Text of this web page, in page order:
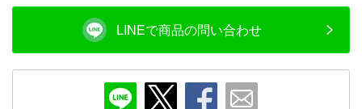
お気に入りリストLINEで商品の問い合わせ